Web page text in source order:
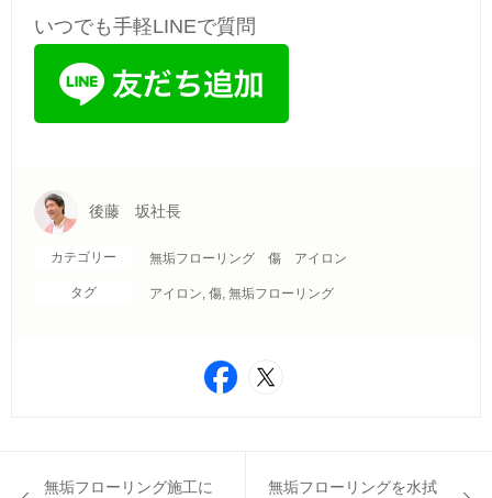
いつでも手軽LINEで質問
後藤 坂社長
カテゴリー 無垢フローリング 傷 アイロン
タグ アイロン, 傷, 無垢フローリング
無垢フローリング施工に
無垢フローリングを水拭